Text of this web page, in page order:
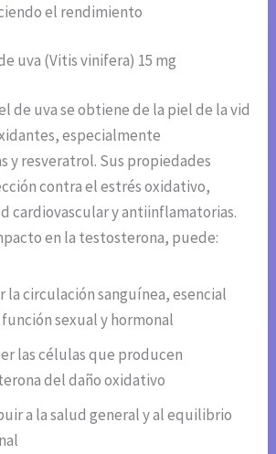
el rendimiento
uva (Vitis vinifera) 15 mg
de uva se obtiene de la piel de la vid
especialmente
y resveratrol. Sus propiedades
contra el estrés oxidativo,
cardiovascular y antiinflamatorias.
en la testosterona, puede:
la circulación sanguínea, esencial
función sexual y hormonal
las células que producen
del daño oxidativo
a la salud general y al equilibrio